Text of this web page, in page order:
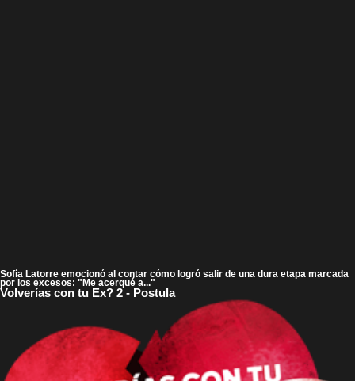
Sofía Latorre emocionó al contar cómo logró salir de una dura etapa marcada
por los excesos: "Me acerqué a..."
Volverías con tu Ex? 2 - Postula